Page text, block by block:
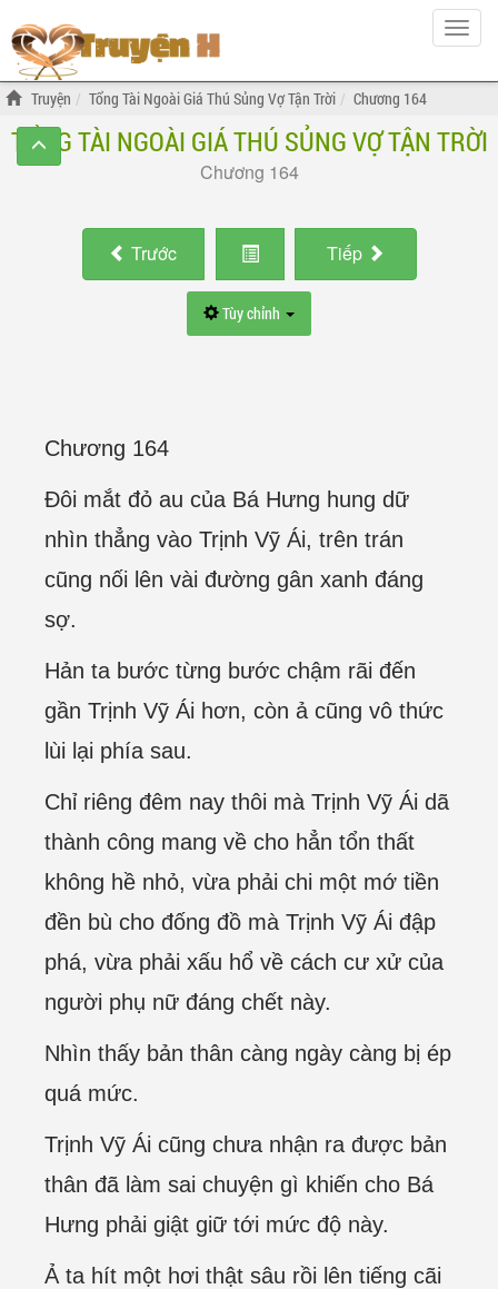
Hiện
menu
Truyện Tổng Tài Ngoài Giá Thú Sủng Vợ Tận Trời Chương 164
TỔNG TÀI NGOÀI GIÁ THÚ SỦNG VỢ TẬN TRỜI
Chương 164
Trước Tiếp
Tùy chỉnh
Chương 164
Đôi mắt đỏ au của Bá Hưng hung dữ
nhìn thẳng vào Trịnh Vỹ Ái, trên trán
cũng nối lên vài đường gân xanh đáng
sợ.
Hản ta bước từng bước chậm rãi đến
gần Trịnh Vỹ Ái hơn, còn ả cũng vô thức
lùi lại phía sau.
Chỉ riêng đêm nay thôi mà Trịnh Vỹ Ái dã
thành công mang về cho hẳn tổn thất
không hề nhỏ, vừa phải chi một mớ tiền
đền bù cho đống đồ mà Trịnh Vỹ Ái đập
phá, vừa phải xấu hổ về cách cư xử của
người phụ nữ đáng chết này.
Nhìn thấy bản thân càng ngày càng bị ép
quá mức.
Trịnh Vỹ Ái cũng chưa nhận ra được bản
thân đã làm sai chuyện gì khiến cho Bá
Hưng phải giật giữ tới mức độ này.
Ả ta hít một hơi thật sâu rồi lên tiếng cãi